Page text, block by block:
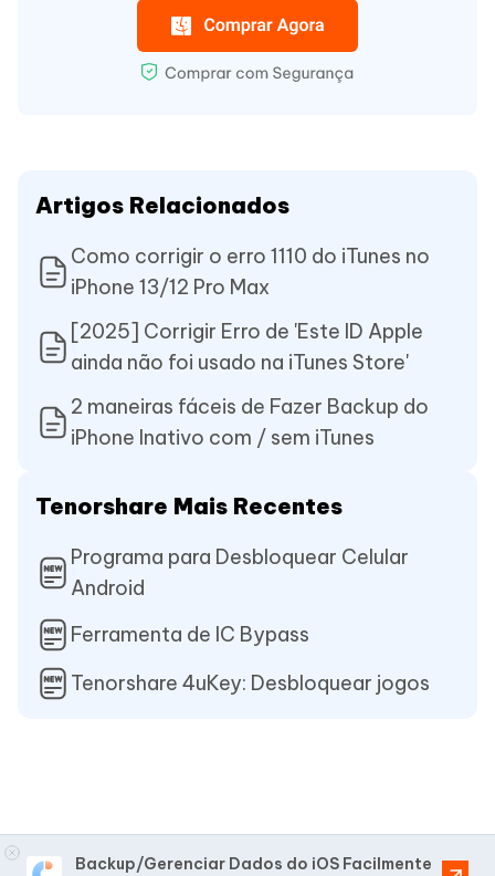
Artigos Relacionados
Como corrigir o erro 1110 do iTunes no
iPhone 13/12 Pro Max
[2025] Corrigir Erro de 'Este ID Apple
ainda não foi usado na iTunes Store'
2 maneiras fáceis de Fazer Backup do
iPhone Inativo com / sem iTunes
Tenorshare Mais Recentes
Programa para Desbloquear Celular
Android
Ferramenta de IC Bypass
Tenorshare 4uKey: Desbloquear jogos
Backup/Gerenciar Dados do iOS Facilmente